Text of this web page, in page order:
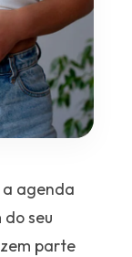
agenda
seu
parte